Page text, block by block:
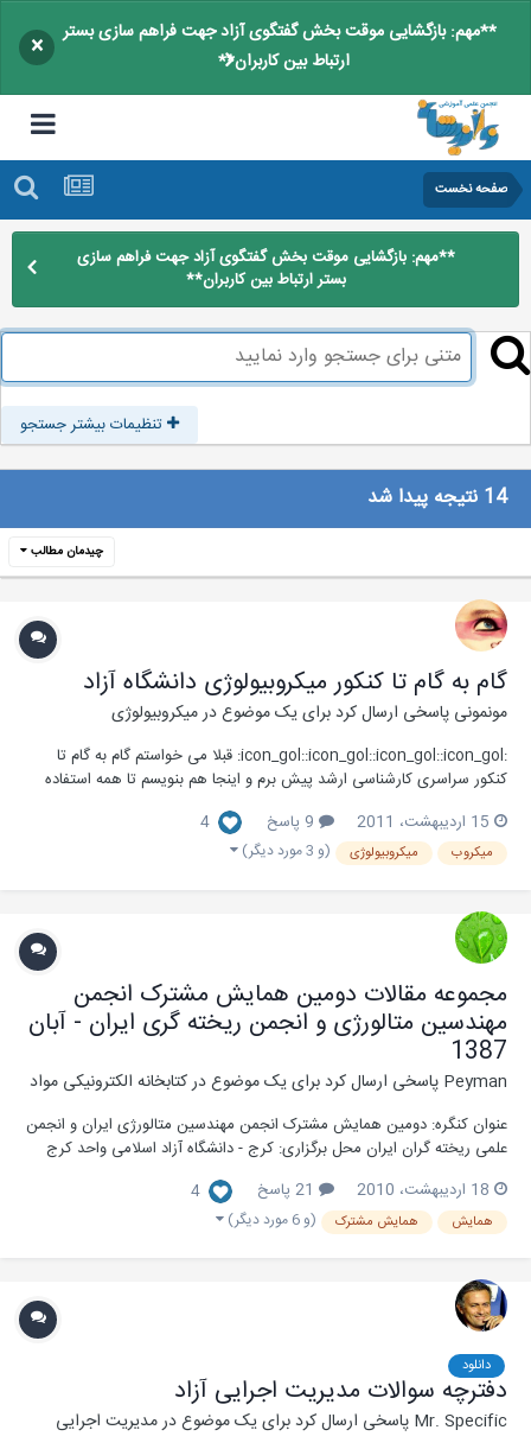
**مهم: بازگشایی موقت بخش گفتگوی آزاد جهت فراهم سازی بستر
ارتباط بین کاربران**
×
صفحه نخست
**مهم: بازگشایی موقت بخش گفتگوی آزاد جهت فراهم سازی
بستر ارتباط بین کاربران**
تنظیمات بیشتر جستجو
14 نتیجه پیدا شد
چیدمان مطالب
گام به گام تا کنکور میکروبیولوژی دانشگاه آزاد
مونمونیپاسخی ارسال کرد برای یک موضوع درمیکروبیولوژی
:icon_gol::icon_gol::icon_gol::icon_gol: قبلا می خواستم گام به گام تا
کنکور سراسری کارشناسی ارشد پیش برم و اینجا هم بنویسم تا همه استفاده
میکروبیولوژی دانشگاه آزاد بخونیم ...! خودم که سرچ کردی چیز زیادی راجع به
دانشگاه آز...
15 اردیبهشت، 2011 9 پاسخ 4
میکروب میکروبیولوژی (و 3 مورد دیگر)
مجموعه مقالات دومین همایش مشترک انجمن
مهندسین متالورژی و انجمن ریخته گری ایران - آبان
1387
Peymanپاسخی ارسال کرد برای یک موضوع درکتابخانه الکترونیکی مواد
عنوان کنگره: دومین همایش مشترک انجمن مهندسین متالورژی ایران و انجمن
علمی ریخته گران ایران محل برگزاری: کرج - دانشگاه آزاد اسلامی واحد کرج
18 اردیبهشت، 2010 21 پاسخ 4
همایش همایش مشترک (و 6 مورد دیگر)
دانلود
دفترچه سوالات مدیریت اجرایی آزاد
Mr. Specificپاسخی ارسال کرد برای یک موضوع درمدیریت اجرایی